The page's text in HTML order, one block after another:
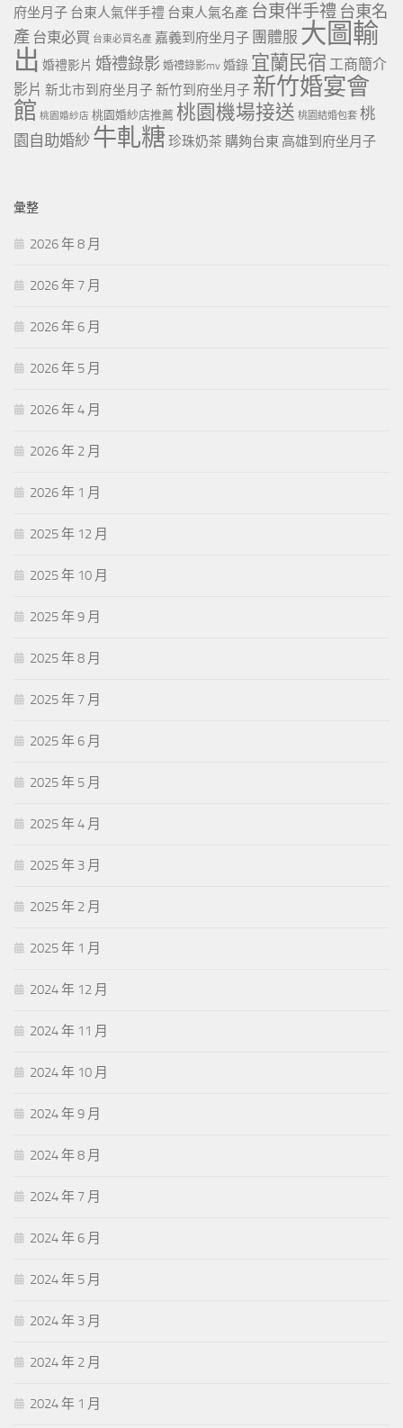
府坐月子 台東人氣伴手禮 台東人氣名產 台東伴手禮 台東名
產 台東必買 台東必買名產 嘉義到府坐月子 團體服 大圖輸
出 婚禮影片 婚禮錄影 婚禮錄影mv 婚錄 宜蘭民宿 工商簡介
影片 新北市到府坐月子 新竹到府坐月子 新竹婚宴會
館 桃園婚紗店 桃園婚紗店推薦 桃園機場接送 桃園結婚包套 桃
園自助婚紗 牛軋糖 珍珠奶茶 購夠台東 高雄到府坐月子
彙整
2026 年 8 月
2026 年 7 月
2026 年 6 月
2026 年 5 月
2026 年 4 月
2026 年 2 月
2026 年 1 月
2025 年 12 月
2025 年 10 月
2025 年 9 月
2025 年 8 月
2025 年 7 月
2025 年 6 月
2025 年 5 月
2025 年 4 月
2025 年 3 月
2025 年 2 月
2025 年 1 月
2024 年 12 月
2024 年 11 月
2024 年 10 月
2024 年 9 月
2024 年 8 月
2024 年 7 月
2024 年 6 月
2024 年 5 月
2024 年 3 月
2024 年 2 月
2024 年 1 月